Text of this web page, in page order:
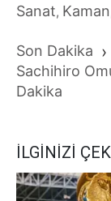
Sanat, Kaman
Son Dakika ›
Sachihiro
Dakika